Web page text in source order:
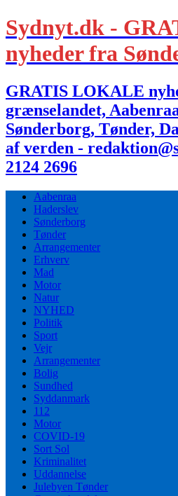
Sydnyt.dk -
nyheder fra
GRATIS LOKALE
grænselandet,
Sønderborg, Tønder,
af verden -
2124 2696
Aabenraa
Haderslev
Sønderborg
Tønder
Arrangementer
Erhverv
Mad
Motor
Natur
NYHED
Politik
Sport
Vejr
Arrangementer
Bolig
Sundhed
Syddanmark
112
Motor
COVID-19
Sort Sol
Kriminalitet
Uddannelse
Julebyen Tønder